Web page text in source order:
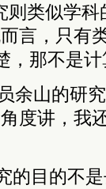
则类似学
言，只有
，那不是计
余山的研
度讲，我
的目的不